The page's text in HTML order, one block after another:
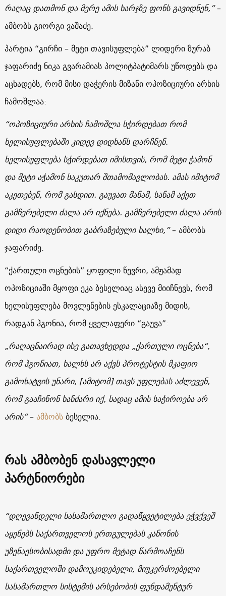
რაღაც დათმონ და მერე ამის ხარჯზე ფონს გავიდნენ,”–
ამბობს გიორგი ვაშაძე.
პარტია “გირჩი – მეტი თავისუფლება” ლიდერი ზურაბ
ჯაფარიძე ნიკა გვარამიას პოლიტპატიმარს უწოდებს და
აცხადებს, რომ მისი დაჭერის მიზანი ოპოზიციური არხის
ჩამოშლაა:
“ოპოზიციური არხის ჩამოშლა სჭირდებათ რომ
ხელისუფლებაში კიდევ დიდხანს დარჩნენ.
ხელისუფლება სჭირდებათ იმისთვის, რომ მეტი ჭამონ
და მეტი აჭამონ საკუთარ შთამომავლობას. ამას იმიტომ
აკეთებენ, რომ გასდით. გაუვათ მანამ, სანამ აქეთ
გამჩერებელი ძალა არ იქნება. გამჩერებელი ძალა არის
დიდი რაოდენობით გაბრაზებული ხალხი,”– ამბობს
ჯაფარიძე.
“ქართული ოცნების” ყოფილი წევრი, ამჟამად
ოპოზიციაში მყოფი ეკა ბესელიაც ასევე მიიჩნევს, რომ
ხელისუფლება მოვლენების ესკალაციაზე მიდის,
რადგან ჰგონია, რომ ყველაფერი “გაუვა”:
„რაღაცნაირად ისე გათავხედდა „ქართული ოცნება“,
რომ ჰგონიათ, ხალხს არ აქვს პროტესტის მკაფიო
გამოხატვის უნარი, [ამიტომ] თავს უფლებას აძლევენ,
რომ გააჩინონ ხანძარი იქ, სადაც ამის საჭიროება არ
არის“–ამბობსბესელია.
რას ამბობენ დასავლელი
პარტნიორები
“დღევანდელი სასამართლო გადაწყვეტილება ეჭვქვეშ
აყენებს საქართველოს ერთგულებას კანონის
უზენაესობისადმი და უფრო მეტად წარმოაჩენს
საქართველოში დამოუკიდებელი, მიუკერძოებელი
სასამართლო სისტემის არსებობის ფუნდამენტურ